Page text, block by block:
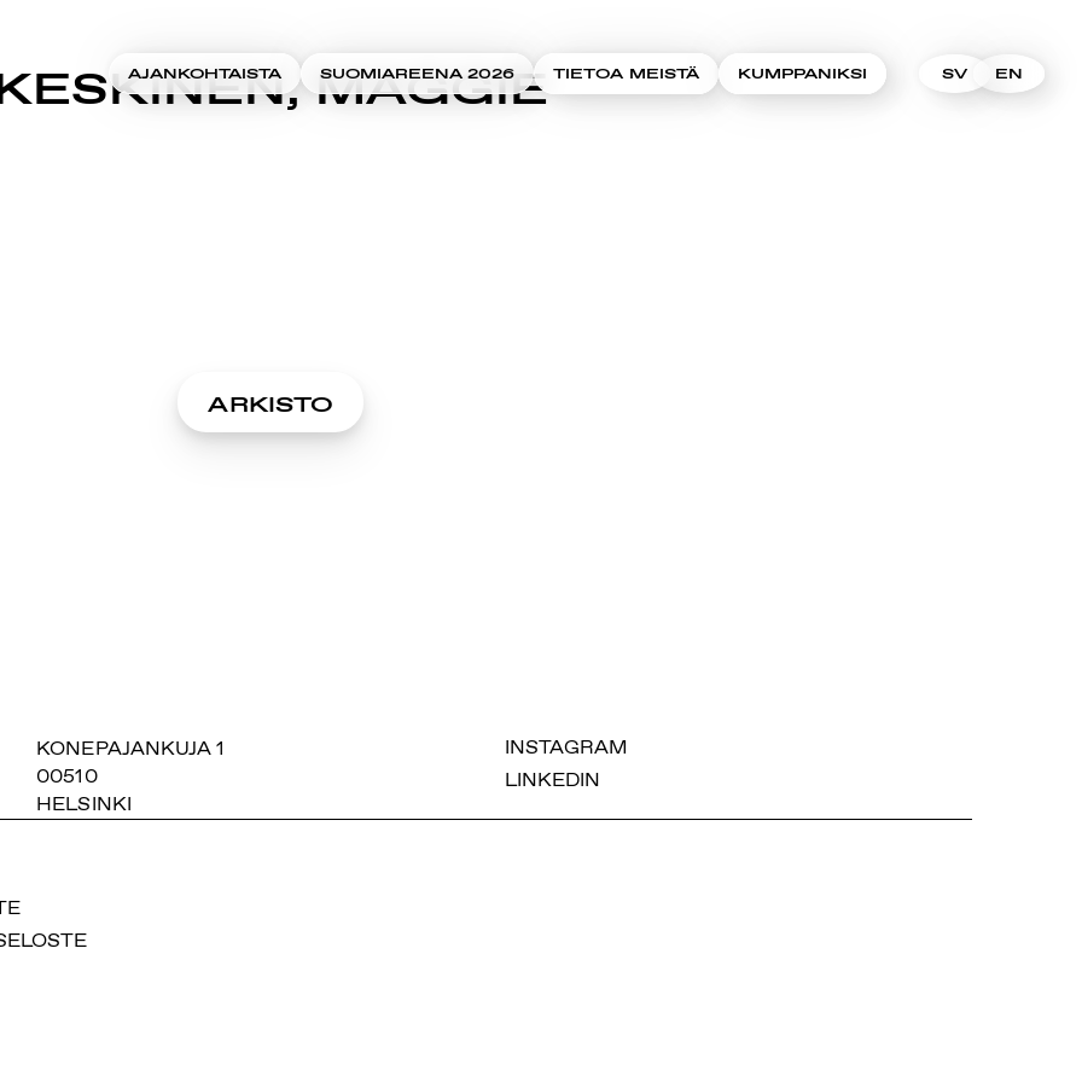
AJANKOHTAISTA
SUOMIAREENA 2026 TIETOA MEISTÄ KUMPPANIKSI SV EN
MAGGIE
ARKISTO
SUOMIAREENA
KONEPAJANKUJA 1
00510
HELSINKI
INSTAGRAM
LINKEDIN